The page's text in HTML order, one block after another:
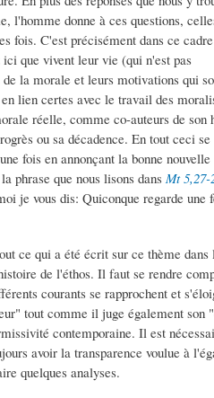
l'homme donne à ces questions,
fois. C'est précisément dans ce
que vivent leur vie (qui n'est pas
la morale et leurs motivations qui
lien certes avec le travail des
réelle, comme co-auteurs de son
ou sa décadence. En tout ceci se
fois en annonçant la bonne nouvelle
phrase que nous lisons dans Mt 5,27-
je vous dis: Quiconque regarde une
ce qui a été écrit sur ce thème dans
de l'éthos. Il faut se rendre
courants se rapprochent et
tout comme il juge également son
contemporaine. Il est
avoir la transparence voulue à
quelques analyses.